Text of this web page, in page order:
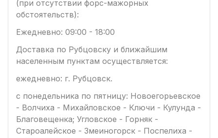
(при отсутствии форс-мажорных
обстоятельств):
Ежедневно: 09:00 - 18:00
Доставка по Рубцовску и ближайшим
населенным пунктам осуществляется:
ежедневно: г. Рубцовск.
с понедельника по пятницу: Новоегорьевское
- Волчиха - Михайловское - Ключи - Кулунда -
Благовещенка; Угловское - Горняк -
Староалейское - Змеиногорск - Поспелиха -